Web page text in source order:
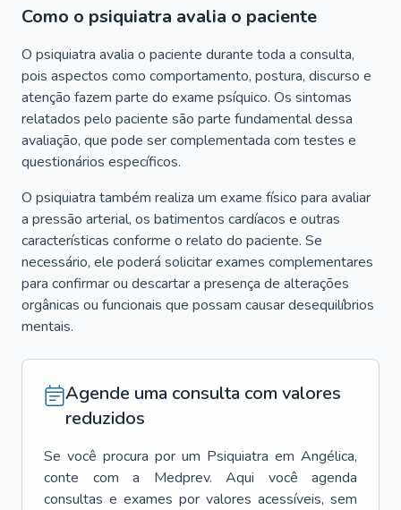
Como o psiquiatra avalia o paciente
O psiquiatra avalia o paciente durante toda a consulta,
pois aspectos como comportamento, postura, discurso e
atenção fazem parte do exame psíquico. Os sintomas
relatados pelo paciente são parte fundamental dessa
avaliação, que pode ser complementada com testes e
questionários específicos.
O psiquiatra também realiza um exame físico para avaliar
a pressão arterial, os batimentos cardíacos e outras
características conforme o relato do paciente. Se
necessário, ele poderá solicitar exames complementares
para confirmar ou descartar a presença de alterações
orgânicas ou funcionais que possam causar desequilíbrios
mentais.
Agende uma consulta com valores
reduzidos
Se você procura por um Psiquiatra em Angélica,
conte com a Medprev. Aqui você agenda
consultas e exames por valores acessíveis, sem